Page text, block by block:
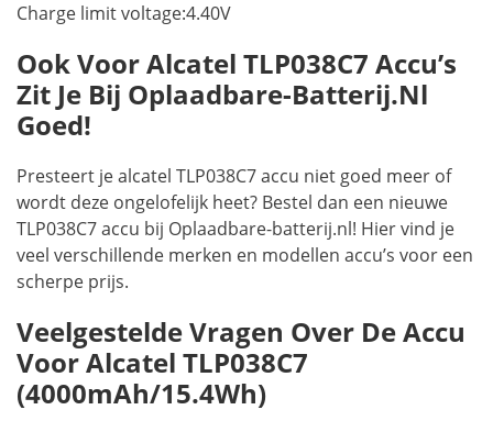
Charge limit voltage:4.40V
Ook Voor Alcatel TLP038C7 Accu’s
Zit Je Bij Oplaadbare-Batterij.nl
Goed!
Presteert je alcatel TLP038C7 accu niet goed meer of
wordt deze ongelofelijk heet? Bestel dan een nieuwe
TLP038C7 accu bij Oplaadbare-batterij.nl! Hier vind je
veel verschillende merken en modellen accu’s voor een
scherpe prijs.
Veelgestelde Vragen Over De Accu
Voor Alcatel TLP038C7
(4000mAh/15.4Wh)